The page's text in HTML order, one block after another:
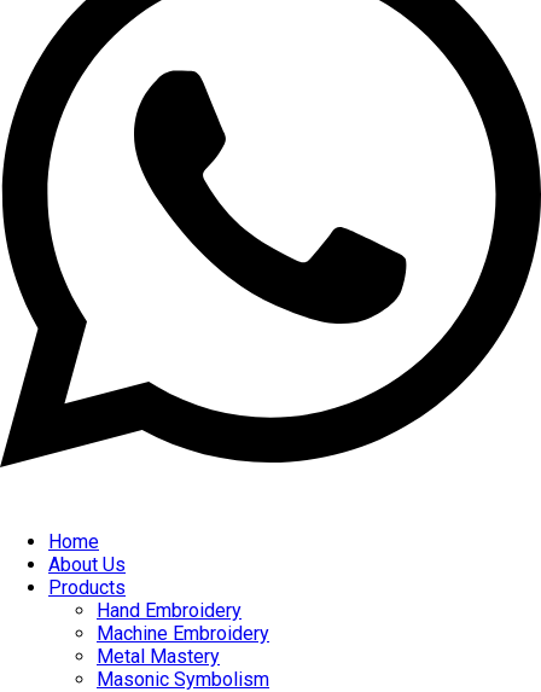
Home
About Us
Products
Hand Embroidery
Machine Embroidery
Metal Mastery
Masonic Symbolism